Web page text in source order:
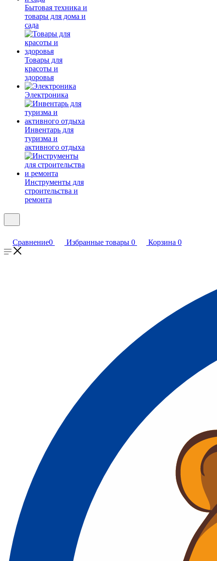
Бытовая техника и
товары для дома и
сада
Товары для
красоты и
здоровья
Электроника
Инвентарь для
туризма и
активного отдыха
Инструменты для
строительства и
ремонта
Сравнение0 Избранные товары 0 Корзина 0